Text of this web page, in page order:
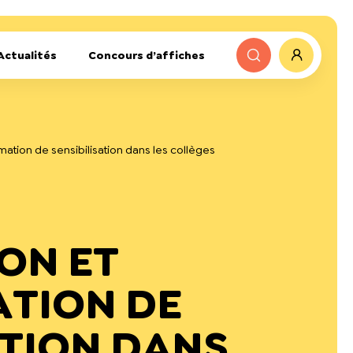
Concours d’affiches
de sensibilisation dans les collèges
ET
DE